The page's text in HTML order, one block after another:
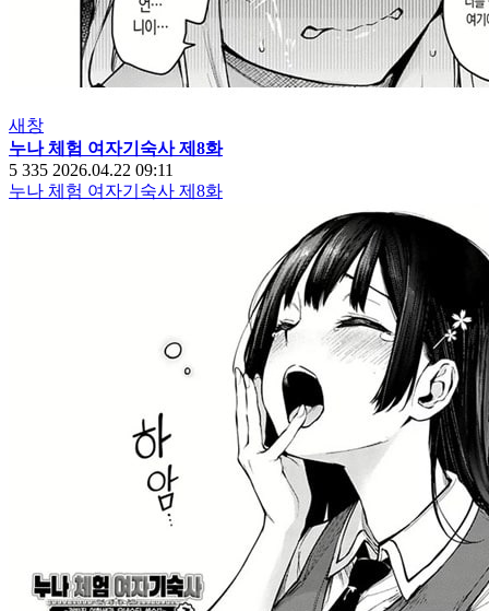
새창
누나 체험 여자기숙사 제8화
5 335 2026.04.22 09:11
누나 체험 여자기숙사 제8화